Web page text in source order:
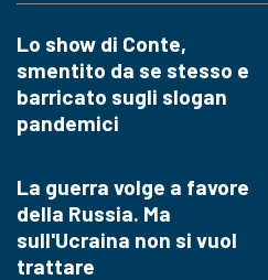
Lo show di Conte,
smentito da se stesso e
barricato sugli slogan
pandemici
La guerra volge a favore
della Russia. Ma
sull'Ucraina non si vuol
trattare